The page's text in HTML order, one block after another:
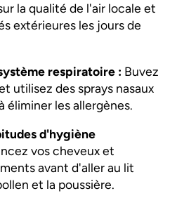
la qualité de l'air locale et
extérieures les jours de
respiratoire : Buvez
utilisez des sprays nasaux
éliminer les allergènes.
d'hygiène
vos cheveux et
avant d'aller au lit
et la poussière.